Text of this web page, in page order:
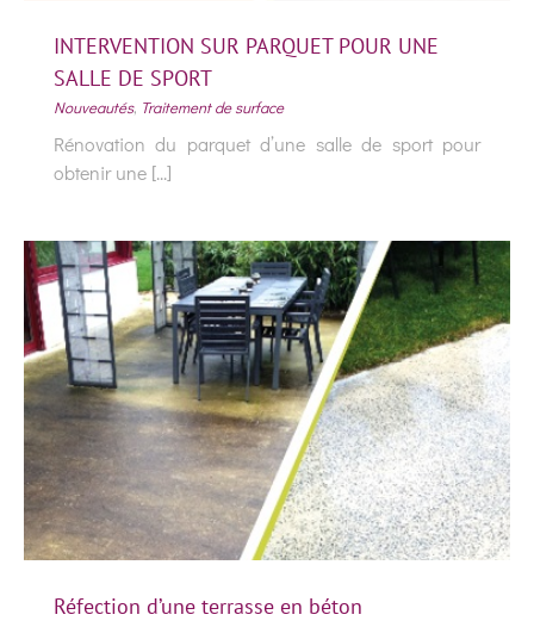
INTERVENTION SUR PARQUET POUR
UNE SALLE DE SPORT
Nouveautés Traitement de surface
INTERVENTION SUR PARQUET POUR UNE
SALLE DE SPORT
Nouveautés, Traitement de surface
Rénovation du parquet d’une salle de sport pour
obtenir une [...]
Réfection d’une terrasse en béton